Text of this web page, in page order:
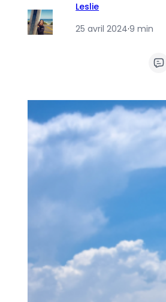
Leslie
25 avril 2024·9 min